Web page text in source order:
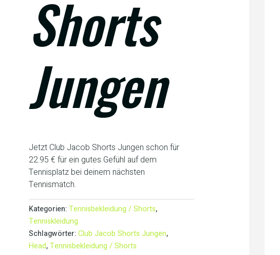
Shorts
Jungen
Jetzt Club Jacob Shorts Jungen schon für
22.95 € für ein gutes Gefühl auf dem
Tennisplatz bei deinem nächsten
Tennismatch.
Kategorien:Tennisbekleidung / Shorts,
Tenniskleidung
Schlagwörter:Club Jacob Shorts Jungen,
Head,Tennisbekleidung / Shorts